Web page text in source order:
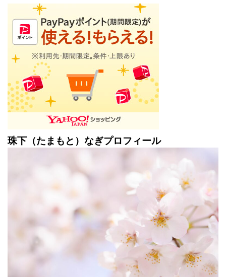
珠下（たまもと）なぎプロフィール